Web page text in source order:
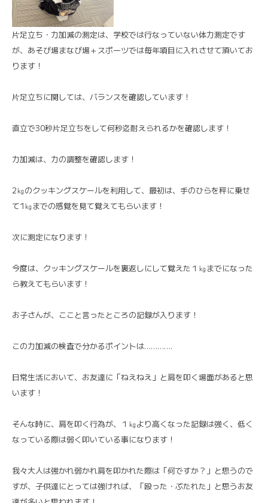
片足立ち・力加減の測定は、学校では行なっていない体力測定です
が、あそび場まなび場＋スポーツでは毎年項目に入れさせて頂いてお
ります！
片足立ちに関しては、バランスを確認しています！
直立で30秒片足立ちをして何秒迄耐えられるかを確認します！
力加減は、力の調整を確認します！
2㎏のクッキングスケールを利用して、最初は、手のひらを秤に乗せ
て1㎏までの感覚を見て覚えてもらいます！
次に測定になります！
今度は、クッキングスケールを裏返しにして覚えた１㎏までになった
ら教えてもらいます！
お子さんが、ここと言ったところの記録が入ります！
この力加減の検査で分かるポイントは………….
日常生活において、お友達に「ねえねえ」と肩を叩く場面があると思
います！
そんな時に、肩を叩く行為が、１㎏より高くなった記録は強く、低く
なっている際は弱く叩いている事になります！
我々大人は強かれ弱かれ肩を叩かれた際は「何ですか？」と思うので
すが、子供達にとっては強ければ、「殴った・ぶたれた」と思うお友